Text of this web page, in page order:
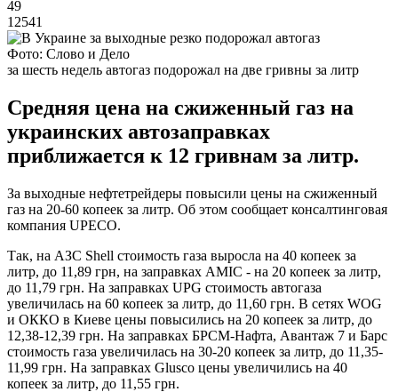
49
12541
Фото: Слово и Дело
за шесть недель автогаз подорожал на две гривны за литр
Средняя цена на сжиженный газ на
украинских автозаправках
приближается к 12 гривнам за литр.
За выходные нефтетрейдеры повысили цены на сжиженный
газ на 20-60 копеек за литр. Об этом сообщает консалтинговая
компания UPECO.
Так, на АЗС Shell стоимость газа выросла на 40 копеек за
литр, до 11,89 грн, на заправках AMIC - на 20 копеек за литр,
до 11,79 грн. На заправках UPG стоимость автогаза
увеличилась на 60 копеек за литр, до 11,60 грн. В сетях WOG
и ОККО в Киеве цены повысились на 20 копеек за литр, до
12,38-12,39 грн. На заправках БРСМ-Нафта, Авантаж 7 и Барс
стоимость газа увеличилась на 30-20 копеек за литр, до 11,35-
11,99 грн. На заправках Glusco цены увеличились на 40
копеек за литр, до 11,55 грн.